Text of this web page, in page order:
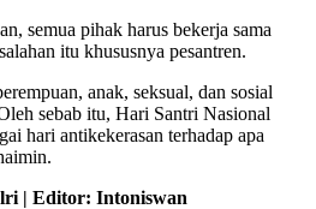
semua pihak harus bekerja sama
itu khususnya pesantren.
anak, seksual, dan sosial
sebab itu, Hari Santri Nasional
hari antikekerasan terhadap apa
| Editor: Intoniswan